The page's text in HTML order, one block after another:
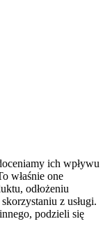
ich wpływu
właśnie one
odłożeniu
z usługi.
podzieli się